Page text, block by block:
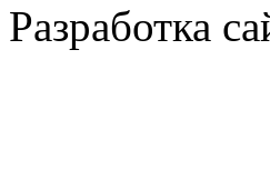
Разработка